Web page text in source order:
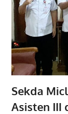
Sekda
Asisten III